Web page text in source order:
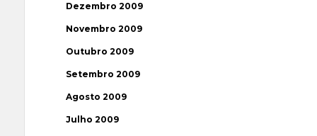
Dezembro 2009
Novembro 2009
Outubro 2009
Setembro 2009
Agosto 2009
Julho 2009